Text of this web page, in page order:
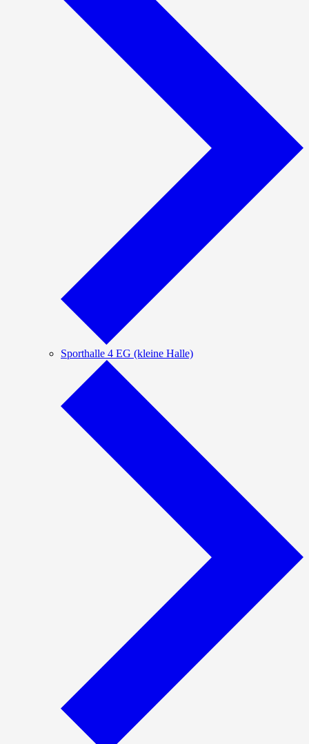
Sporthalle 4 EG (kleine Halle)